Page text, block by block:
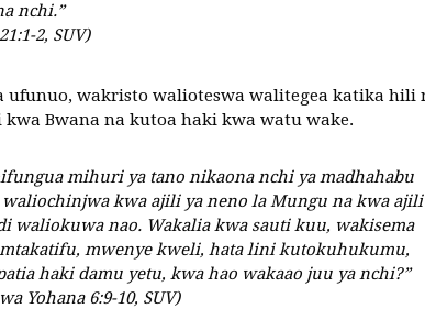
nchi.”
2, SUV)
ufunuo, wakristo walioteswa walitegea katika hili
Bwana na kutoa haki kwa watu wake.
mihuri ya tano nikaona nchi ya madhahabu
kwa ajili ya neno la Mungu na kwa ajili
waliokuwa nao. Wakalia kwa sauti kuu, wakisema
mtakatifu, mwenye kweli, hata lini kutokuhukumu,
haki damu yetu, kwa hao wakaao juu ya nchi?”
Yohana 6:9-10, SUV)